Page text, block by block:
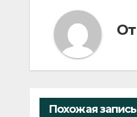
От
Похожая запись